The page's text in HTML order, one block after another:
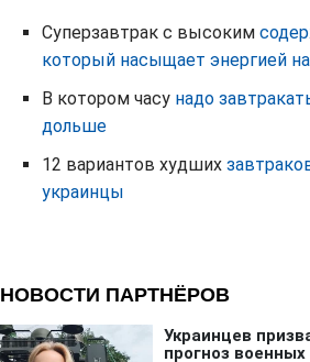
Суперзавтрак с высоким
который насыщает энергией
В котором часу надо
дольше
12 вариантов худших
украинцы